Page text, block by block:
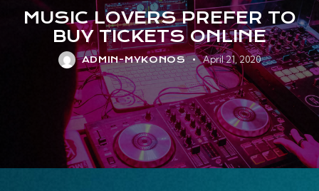
MUSIC LOVERS PREFER TO
BUY TICKETS ONLINE
ADMIN-MYKONOS April 21, 2020